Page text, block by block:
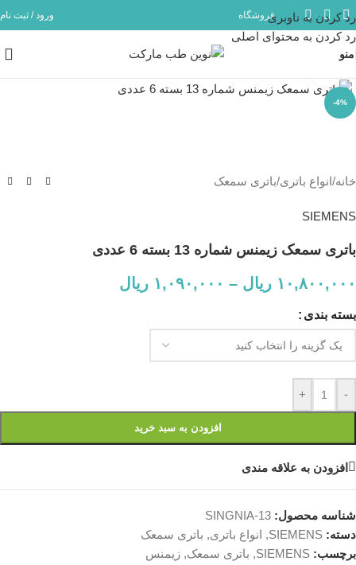
رد کردن به ناوبری
رد کردن به محتوای اصلی
مشاوره و پشتیبانی آنلاین در ایتا و روبیکا با شماره: 09358254705
فروشگاه ورود / ثبت نام
منو
-4%
خانه/انواع باتری/باتری سمعک
SIEMENS
باتری سمعک زیمنس شماره 13 بسته 6 عددی
۱۰,۸۰۰,۰۰۰ ریال – ۱,۰۹۰,۰۰۰ ریال
بسته بندی
-
+
افزودن به سبد خرید
افزودن به علاقه مندی
شناسه محصول: SINGNIA-13
دسته: SIEMENS
, انواع باتری, باتری سمعک
برچسب: SIEMENS
, باتری سمعک, زیمنس